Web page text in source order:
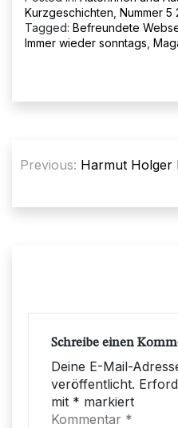
Kurzgeschichten Nummer 5
Tagged: Befreundete
Immer wieder sonntags
Previous: Harmut Holger
Schreibe einen
Deine E-Mail-
veröffentlicht.
mit * markiert
Kommentar *